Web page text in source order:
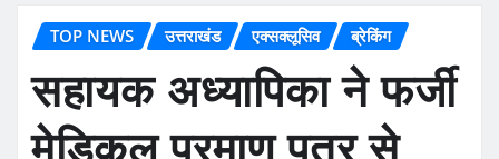
TOP NEWS उत्तराखंड एक्सक्लूसिव ब्रेकिंग
सहायक अध्यापिका ने फर्जी
मेडिकल प्रमाण पत्र से